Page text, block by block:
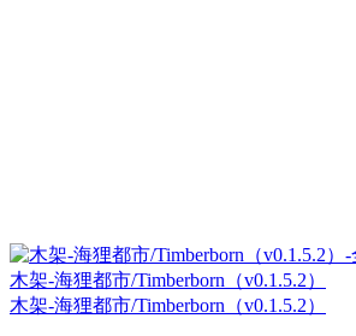
木架-海狸都市/Timberborn（v0.1.5.2）
木架-海狸都市/Timberborn（v0.1.5.2）